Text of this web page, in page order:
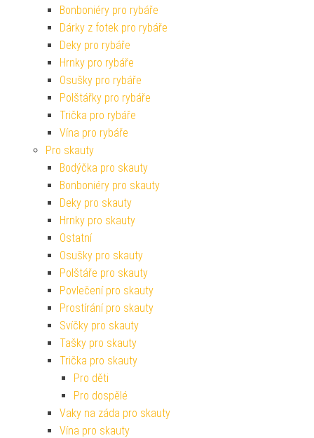
Bonboniéry pro rybáře
Dárky z fotek pro rybáře
Deky pro rybáře
Hrnky pro rybáře
Osušky pro rybáře
Polštářky pro rybáře
Trička pro rybáře
Vína pro rybáře
Pro skauty
Bodýčka pro skauty
Bonboniéry pro skauty
Deky pro skauty
Hrnky pro skauty
Ostatní
Osušky pro skauty
Polštáře pro skauty
Povlečení pro skauty
Prostírání pro skauty
Svíčky pro skauty
Tašky pro skauty
Trička pro skauty
Pro děti
Pro dospělé
Vaky na záda pro skauty
Vína pro skauty